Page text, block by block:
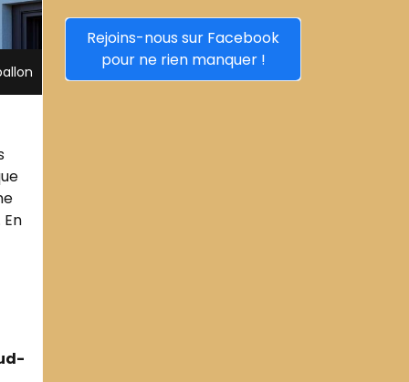
Rejoins-nous sur Facebook
pour ne rien manquer !